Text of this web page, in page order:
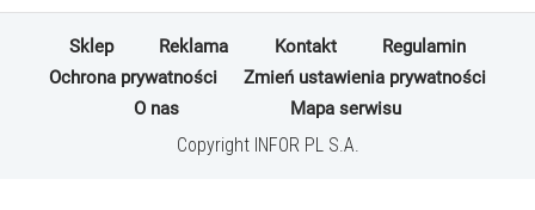
Sklep Reklama Kontakt
Regulamin
Ochrona prywatności
Zmień ustawienia prywatności
O nas
Mapa serwisu
Copyright INFOR PL S.A.